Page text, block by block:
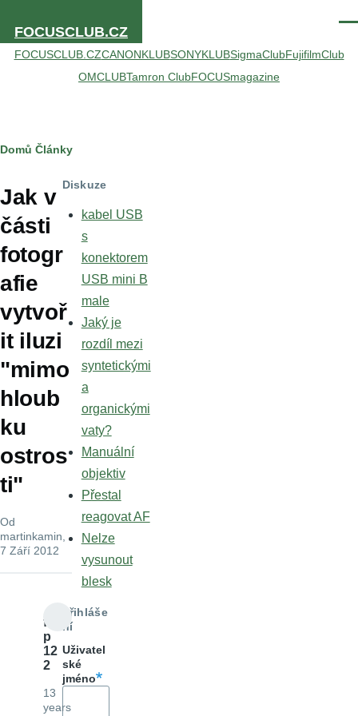
FOCUSCLUB.CZ
FOCUSCLUB.CZCANONKLUBSONYKLUBSigmaClubFujifilmClub
OMCLUBTamron ClubFOCUSmagazine
Drobečková
navigace
Domů Články
Jak v
části
fotogr
afie
vytvoř
it iluzi
"mimo
hloub
ku
ostros
ti"
Od
martinkamin
7 Září 2012
fili
p
12
2
13
years
Diskuze
kabel USB
s
konektorem
USB mini B
male
Jaký je
rozdíl mezi
syntetickými
a
organickými
vaty?
Manuální
objektiv
Přestal
reagovat AF
Nelze
vysunout
blesk
Přihláše
ní
Uživatel
ské
jméno